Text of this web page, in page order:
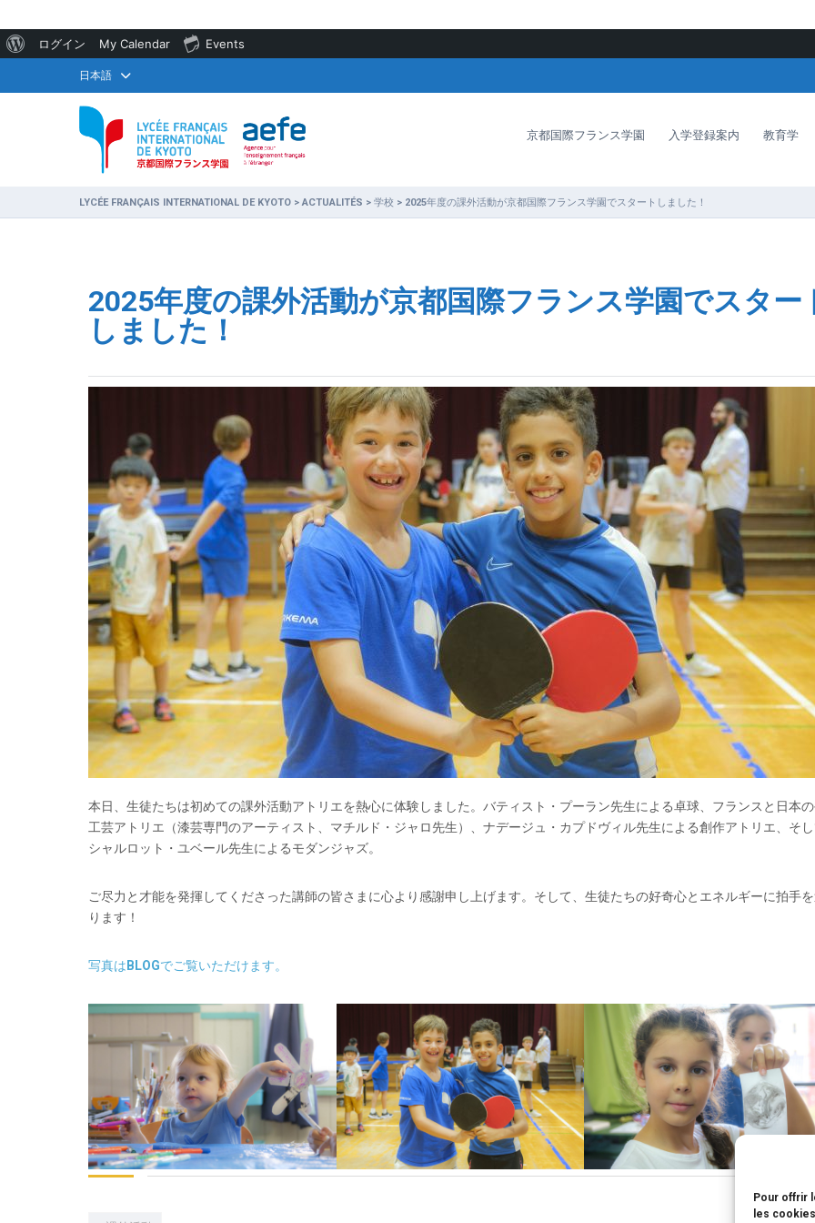
Pour offrir
les
WordPress
ログイン My Calendar Events
日本語
京都国際フランス学園 入学登録案内 教育学
LYCÉE FRANÇAIS INTERNATIONAL DE KYOTO >ACTUALITÉS > 学校 > 2025年度の課外活動が京都国際フランス学園でスタートしました！
2025年度の課外活動が京都国際フランス学園でスター
しました！
本日、生徒たちは初めての課外活動アトリエを熱心に体験しました。バティスト・プーラン先生による卓球、フランスと日本
工芸アトリエ（漆芸専門のアーティスト、マチルド・ジャロ先生）、ナデージュ・カプドヴィル先生による創作アトリエ、そ
シャルロット・ユベール先生によるモダンジャズ。
ご尽力と才能を発揮してくださった講師の皆さまに心より感謝申し上げます。そして、生徒たちの好奇心とエネルギーに拍手
ります！
写真はBLOGでご覧いただけます。